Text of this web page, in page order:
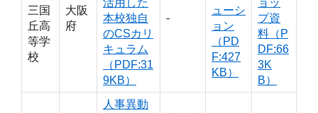
三国
丘高
等学
校
大阪
府
本校独自
のCSカリ
キュラム
（PDF:31
9KB）
‐
ューシ
ョン
（PD
F:427
KB）
プ資
料（P
DF:66
3K
B）
人事異動